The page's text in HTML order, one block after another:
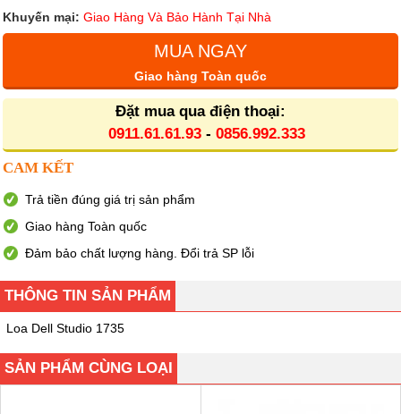
Khuyến mại: Giao Hàng Và Bảo Hành Tại Nhà
MUA NGAY
Giao hàng Toàn quốc
Đặt mua qua điện thoại:
0911.61.61.93- 0856.992.333
CAM KẾT
Trả tiền đúng giá trị sản phẩm
Giao hàng Toàn quốc
Đảm bảo chất lượng hàng. Đổi trả SP lỗi
THÔNG TIN SẢN PHẨM
Loa Dell Studio 1735
SẢN PHẨM CÙNG LOẠI